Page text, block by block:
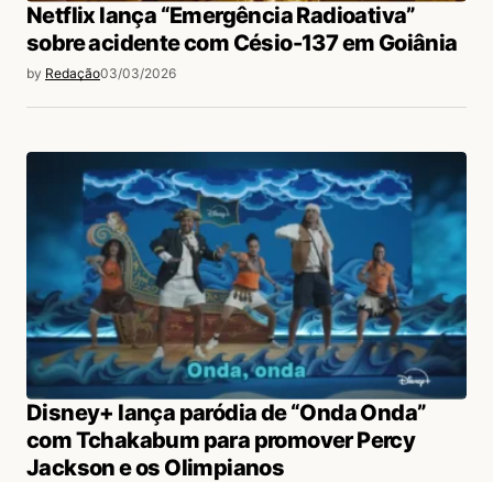
Netflix lança “Emergência Radioativa”
sobre acidente com Césio-137 em Goiânia
by Redação03/03/2026
Disney+ lança paródia de “Onda Onda”
com Tchakabum para promover Percy
Jackson e os Olimpianos